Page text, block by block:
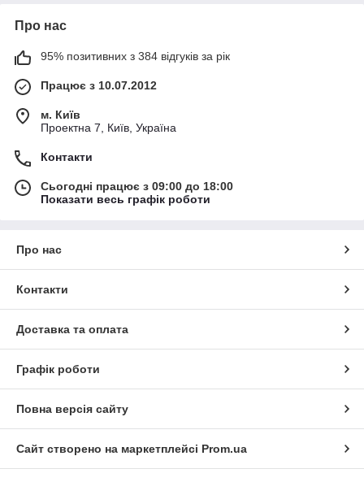
Про нас
95% позитивних з 384 відгуків за рік
Працює з 10.07.2012
м. Київ
Проектна 7, Київ, Україна
Контакти
Сьогодні працює з 09:00 до 18:00
Показати весь графік роботи
Про нас
Контакти
Доставка та оплата
Графік роботи
Повна версія сайту
Сайт створено на маркетплейсі Prom.ua